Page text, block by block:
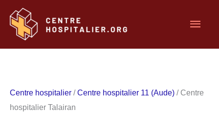
contenu
Centre hospitalier /Centre hospitalier 11 (Aude) / Centre
hospitalier Talairan